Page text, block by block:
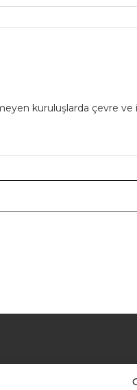
kuruluşlarda çevre ve